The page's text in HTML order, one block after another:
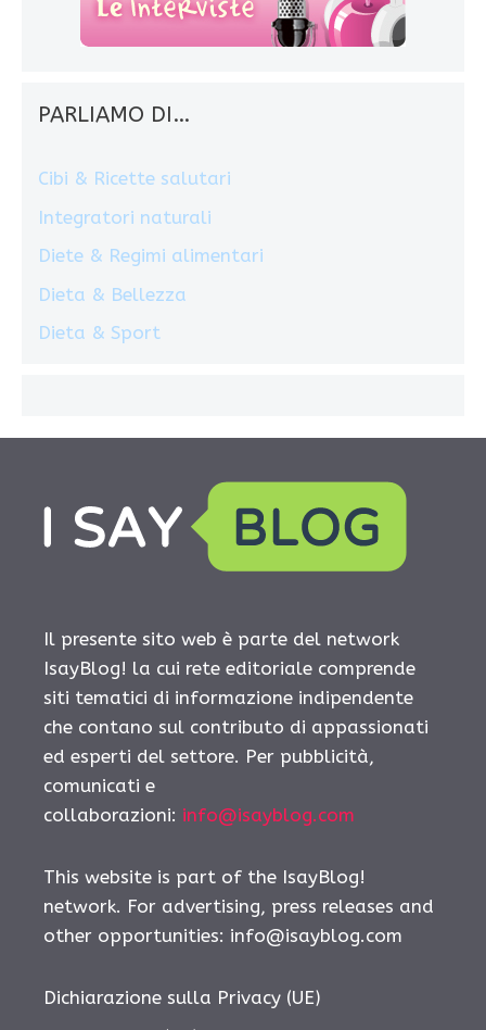
PARLIAMO DI…
Cibi & Ricette salutari
Integratori naturali
Diete & Regimi alimentari
Dieta & Bellezza
Dieta & Sport
Il presente sito web è parte del network
IsayBlog! la cui rete editoriale comprende
siti tematici di informazione indipendente
che contano sul contributo di appassionati
ed esperti del settore. Per pubblicità,
comunicati e
collaborazioni: info@isayblog.com
This website is part of the IsayBlog!
network. For advertising, press releases and
other opportunities: info@isayblog.com
Dichiarazione sulla Privacy (UE)